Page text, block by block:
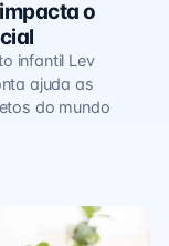
o
infantil Lev
ajuda as
do mundo